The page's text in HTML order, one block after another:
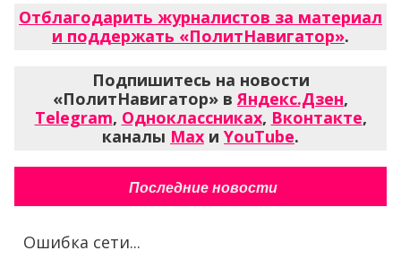
Отблагодарить журналистов за материал
и поддержать «ПолитНавигатор».
Подпишитесь на новости
«ПолитНавигатор» в Яндекс.Дзен,
Telegram, Одноклассниках, Вконтакте,
каналы Max и YouTube.
Последние новости
Ошибка сети...